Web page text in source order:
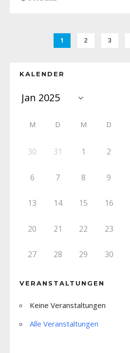
1 2 3
KALENDER
M D M D
30 31 1 2
6 7 8 9
13 14 15 16
20 21 22 23
27 28 29 30
VERANSTALTUNGEN
Keine Veranstaltungen
Alle Veranstaltungen